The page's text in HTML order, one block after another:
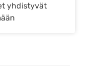
yhdistyvät